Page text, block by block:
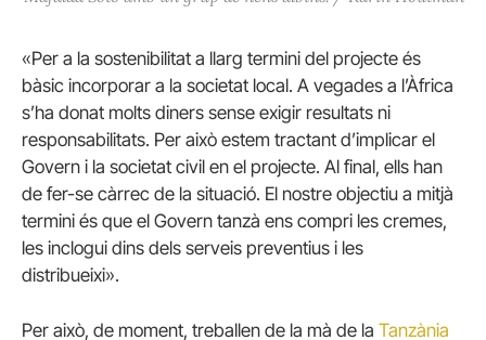
«Per a la sostenibilitat a llarg termini del projecte és
bàsic incorporar a la societat local. A vegades a l’Àfrica
s’ha donat molts diners sense exigir resultats ni
responsabilitats. Per això estem tractant d’implicar el
Govern i la societat civil en el projecte. Al final, ells han
de fer-se càrrec de la situació. El nostre objectiu a mitjà
termini és que el Govern tanzà ens compri les cremes,
les inclogui dins dels serveis preventius i les
distribueixi».
Per això, de moment, treballen de la mà de la Tanzània